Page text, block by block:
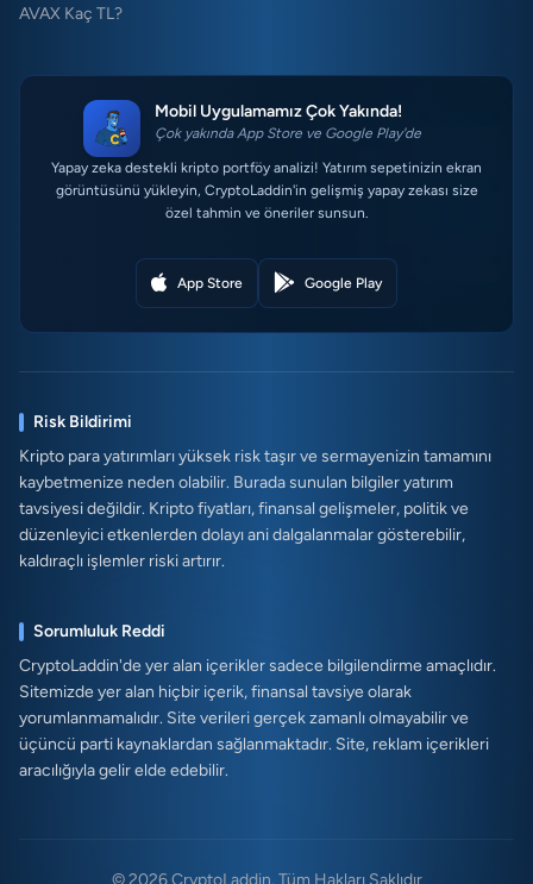
AVAX Kaç TL?
Mobil Uygulamamız Çok Yakında!
Çok yakında App Store ve Google Play'de
Yapay zeka destekli kripto portföy analizi! Yatırım sepetinizin ekran
görüntüsünü yükleyin, CryptoLaddin'in gelişmiş yapay zekası size
özel tahmin ve öneriler sunsun.
App Store Google Play
Risk Bildirimi
Kripto para yatırımları yüksek risk taşır ve sermayenizin tamamını
kaybetmenize neden olabilir. Burada sunulan bilgiler yatırım
tavsiyesi değildir. Kripto fiyatları, finansal gelişmeler, politik ve
düzenleyici etkenlerden dolayı ani dalgalanmalar gösterebilir,
kaldıraçlı işlemler riski artırır.
Sorumluluk Reddi
CryptoLaddin'de yer alan içerikler sadece bilgilendirme amaçlıdır.
Sitemizde yer alan hiçbir içerik, finansal tavsiye olarak
yorumlanmamalıdır. Site verileri gerçek zamanlı olmayabilir ve
üçüncü parti kaynaklardan sağlanmaktadır. Site, reklam içerikleri
aracılığıyla gelir elde edebilir.